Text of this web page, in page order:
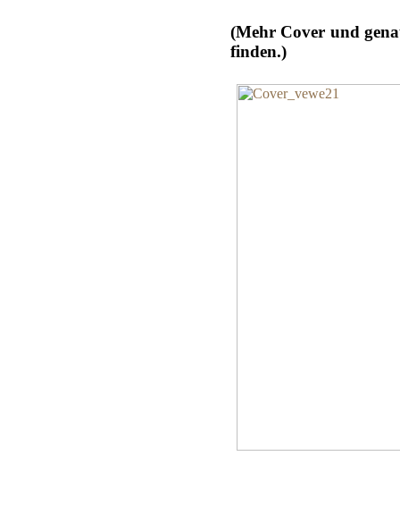
(Mehr Cover und
finden.)